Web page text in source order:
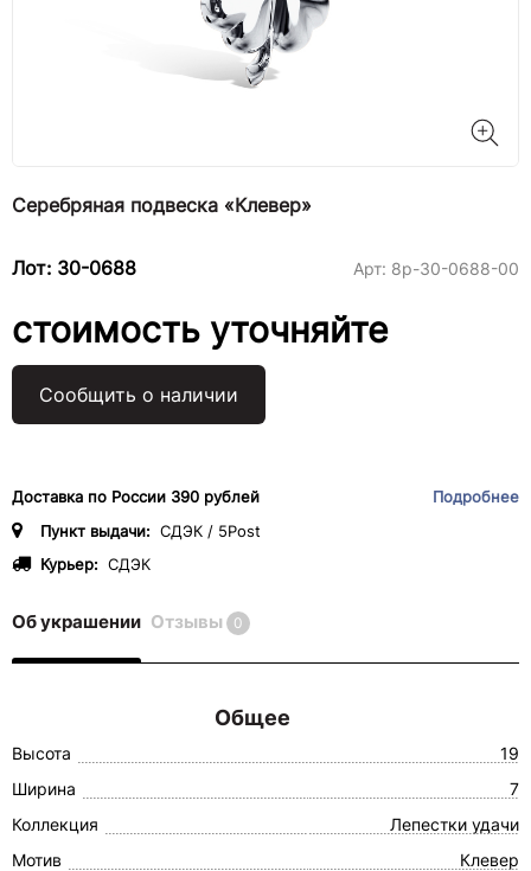
Серебряная подвеска «Клевер»
Лот: 30-0688 Арт: 8р-30-0688-00
стоимость уточняйте
Сообщить о наличии
Доставка по России 390 рублей
Подробнее
Пункт выдачи: СДЭК / 5Post
Курьер: СДЭК
Об украшении Отзывы 0
Общее
Высота
19
Ширина
7
Коллекция
Лепестки удачи
Мотив
Клевер